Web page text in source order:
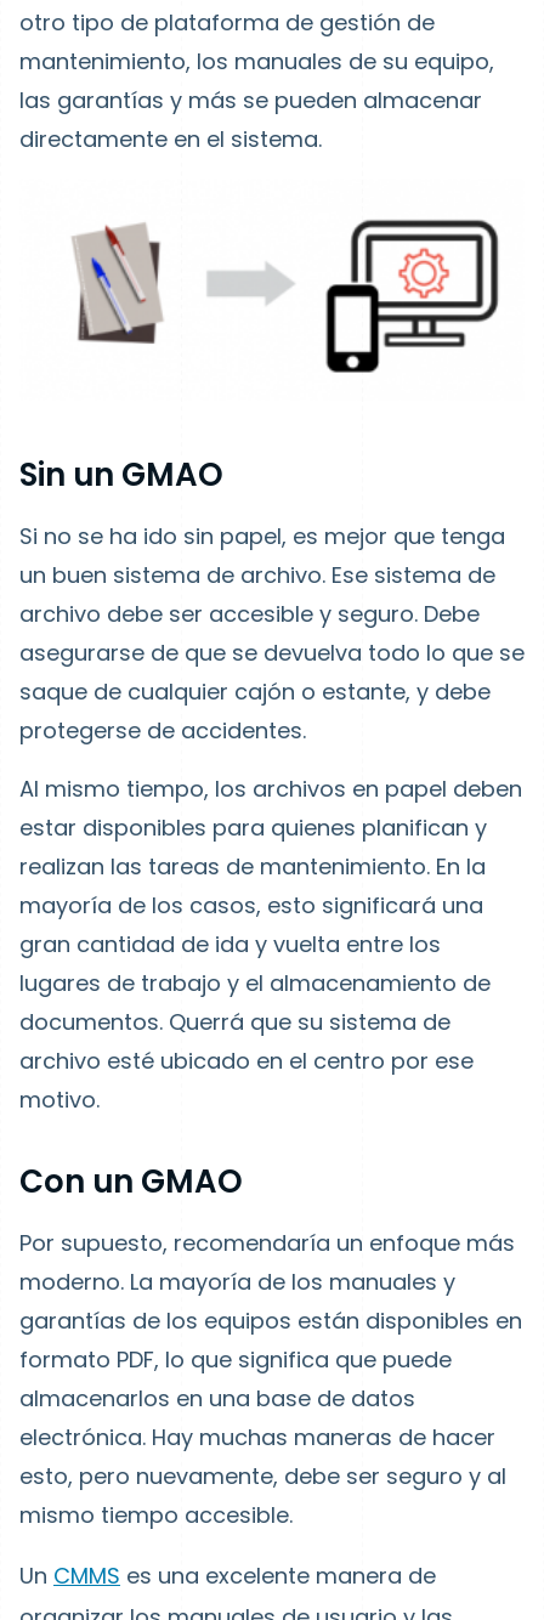
otro tipo de plataforma de gestión de
mantenimiento, los manuales de su equipo,
las garantías y más se pueden almacenar
directamente en el sistema.
Sin un GMAO
Si no se ha ido sin papel, es mejor que tenga
un buen sistema de archivo. Ese sistema de
archivo debe ser accesible y seguro. Debe
asegurarse de que se devuelva todo lo que se
saque de cualquier cajón o estante, y debe
protegerse de accidentes.
Al mismo tiempo, los archivos en papel deben
estar disponibles para quienes planifican y
realizan las tareas de mantenimiento. En la
mayoría de los casos, esto significará una
gran cantidad de ida y vuelta entre los
lugares de trabajo y el almacenamiento de
documentos. Querrá que su sistema de
archivo esté ubicado en el centro por ese
motivo.
Con un GMAO
Por supuesto, recomendaría un enfoque más
moderno. La mayoría de los manuales y
garantías de los equipos están disponibles en
formato PDF, lo que significa que puede
almacenarlos en una base de datos
electrónica. Hay muchas maneras de hacer
esto, pero nuevamente, debe ser seguro y al
mismo tiempo accesible.
Un CMMS es una excelente manera de